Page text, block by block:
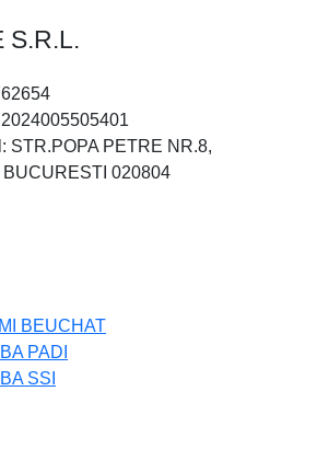
S.R.L.
STR.POPA PETRE NR.8,
020804
BEUCHAT
PADI
SSI